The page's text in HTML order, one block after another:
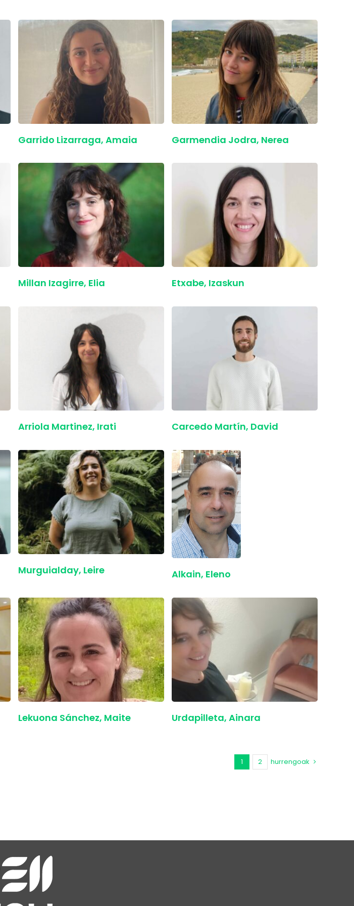
Garrido Lizarraga, Amaia Garmendia Jodra, Nerea
Millan Izagirre, Elia Etxabe, Izaskun
Arriola Martinez, Irati Carcedo Martín, David
Murguialday, Leire Alkain, Eleno
Lekuona Sánchez, Maite Urdapilleta, Ainara
1 2 hurrengoak